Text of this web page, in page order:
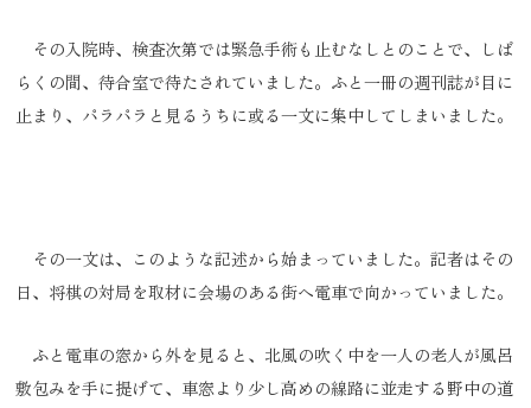
その入院時、検査次第では緊急手術も止むなしとのことで、しば
らくの間、待合室で待たされていました。ふと一冊の週刊誌が目に
止まり、パラパラと見るうちに或る一文に集中してしまいました。
その一文は、このような記述から始まっていました。記者はその
日、将棋の対局を取材に会場のある街へ電車で向かっていました。
ふと電車の窓から外を見ると、北風の吹く中を一人の老人が風呂
敷包みを手に提げて、車窓より少し高めの線路に並走する野中の道